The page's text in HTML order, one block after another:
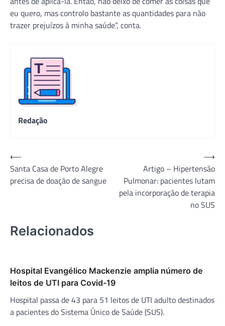
eu quero, mas controlo bastante as quantidades para não
trazer prejuízos à minha saúde”, conta.
Redação
Navegação
de
Post
⟵
Santa Casa de Porto Alegre
precisa de doação de sangue
Artigo – Hipertensão
Pulmonar: pacientes lutam
pela incorporação de terapia
no SUS
⟶
Relacionados
Hospital Evangélico Mackenzie amplia número de
leitos de UTI para Covid-19
Hospital passa de 43 para 51 leitos de UTI adulto destinados
a pacientes do Sistema Único de Saúde (SUS).